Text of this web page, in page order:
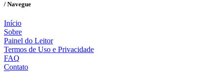
/ Navegue
Início
Sobre
Painel do Leitor
Termos de Uso e Privacidade
FAQ
Contato